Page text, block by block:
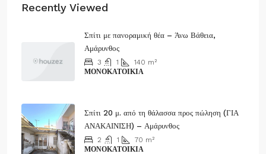
Recently Viewed
Σπίτι με πανοραμική θέα – Άνω Βάθεια,
Αμάρυνθος
3 1 140 m²
ΜΟΝΟΚΑΤΟΙΚΊΑ
Σπίτι 20 μ. από τη θάλασσα προς πώληση (ΓΙΑ
ΑΝΑΚΑΙΝΙΣΗ) – Αμάρυνθος
2 1 70 m²
ΜΟΝΟΚΑΤΟΙΚΊΑ